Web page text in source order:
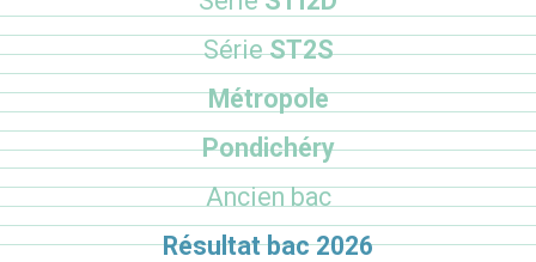
SérieST2S
Métropole
Pondichéry
Ancien bac
Résultat bac 2026